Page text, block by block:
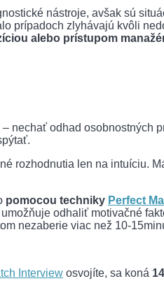
nástroje, avšak sú
prípadoch zlyhávajú kvôli
alebo prístupom
nechať odhad osobnostných
rozhodnutia len na intuíciu.
pomocou techniky Perfect
odhaliť motivačné
nezaberie viac než 10-
Interview osvojíte, sa koná